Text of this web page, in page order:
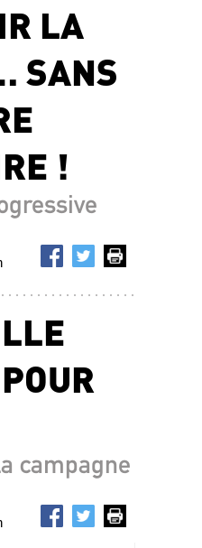
LA
SANS
!
campagne